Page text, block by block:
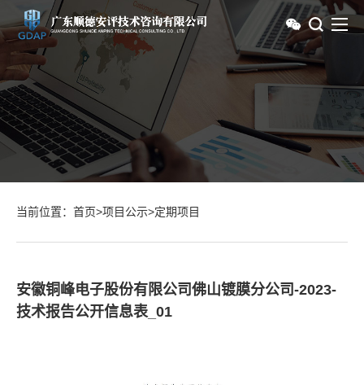
当前位置： 首页>项目公示>定期项目
安徽铜峰电子股份有限公司佛山镀膜分公司-2023-
技术报告公开信息表_01